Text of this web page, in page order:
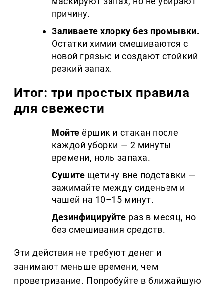
причину.
Заливаете хлорку без промывки.
Остатки химии смешиваются с
новой грязью и создают стойкий
резкий запах.
Итог: три простых правила
для свежести
Мойте ёршик и стакан после
каждой уборки — 2 минуты
времени, ноль запаха.
Сушите щетину вне подставки —
зажимайте между сиденьем и
чашей на 10–15 минут.
Дезинфицируйте раз в месяц, но
без смешивания средств.
Эти действия не требуют денег и
занимают меньше времени, чем
проветривание. Попробуйте в ближайшую